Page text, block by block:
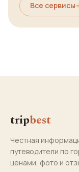
Все сервисы
tripbest
Честная
путеводители по
ценами, фото и